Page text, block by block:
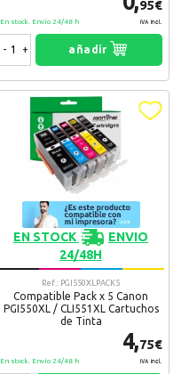
95€
IVA Incl.
En stock. Envío 24/48 h
- + añadir
EN STOCK
ENVIO
24/48H
Ref.: PGI550XLPACK5
Compatible Pack x 5 Canon
PGI550XL / CLI551XL Cartuchos
de Tinta
4,75€
IVA Incl.
En stock. Envío 24/48 h